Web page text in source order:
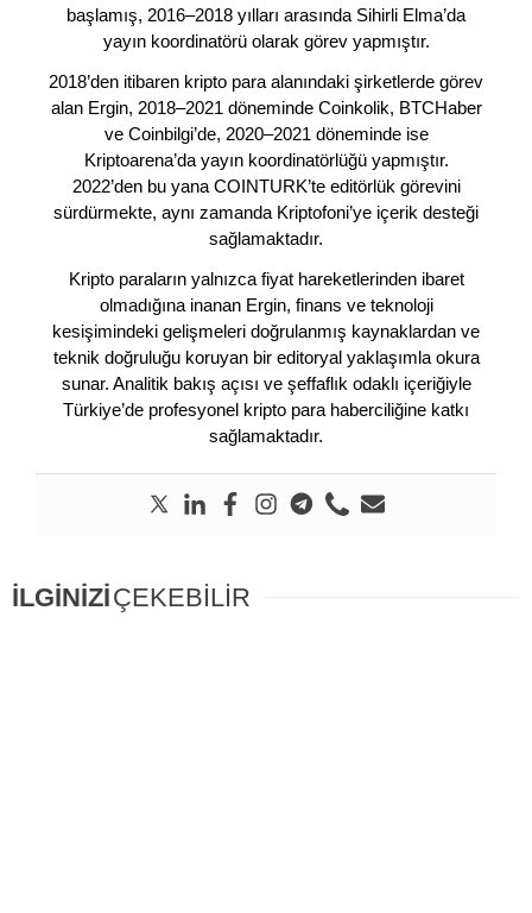
başlamış, 2016–2018 yılları arasında Sihirli Elma’da
yayın koordinatörü olarak görev yapmıştır.
2018’den itibaren kripto para alanındaki şirketlerde görev
alan Ergin, 2018–2021 döneminde Coinkolik, BTCHaber
ve Coinbilgi’de, 2020–2021 döneminde ise
Kriptoarena’da yayın koordinatörlüğü yapmıştır.
2022’den bu yana COINTURK’te editörlük görevini
sürdürmekte, aynı zamanda Kriptofoni’ye içerik desteği
sağlamaktadır.
Kripto paraların yalnızca fiyat hareketlerinden ibaret
olmadığına inanan Ergin, finans ve teknoloji
kesişimindeki gelişmeleri doğrulanmış kaynaklardan ve
teknik doğruluğu koruyan bir editoryal yaklaşımla okura
sunar. Analitik bakış açısı ve şeffaflık odaklı içeriğiyle
Türkiye’de profesyonel kripto para haberciliğine katkı
sağlamaktadır.
İLGİNİZİÇEKEBİLİR